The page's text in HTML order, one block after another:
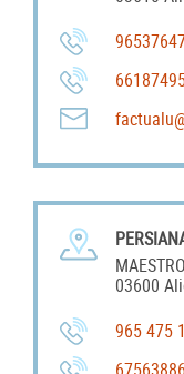
03600
965 475